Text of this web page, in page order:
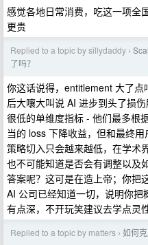
感觉各地日常消费，吃这一项全
更贵
Replied to a topic by sillydaddy ›
了吗？
你这话说得，entitlement 大了
后大嚷大叫说 AI 进步到头了损
很低的单维度指标 - 他们最多根
当的 loss 下降收益，但和最终
策略切入只会越来越低，在学术
也不可能知道是否会有调整以及
答案呢？这可是在造上帝；你把
AI 公司已经知道一切，说明你
有点深，不开玩笑建议去学点灵
Replied to a topic by matters › 如何